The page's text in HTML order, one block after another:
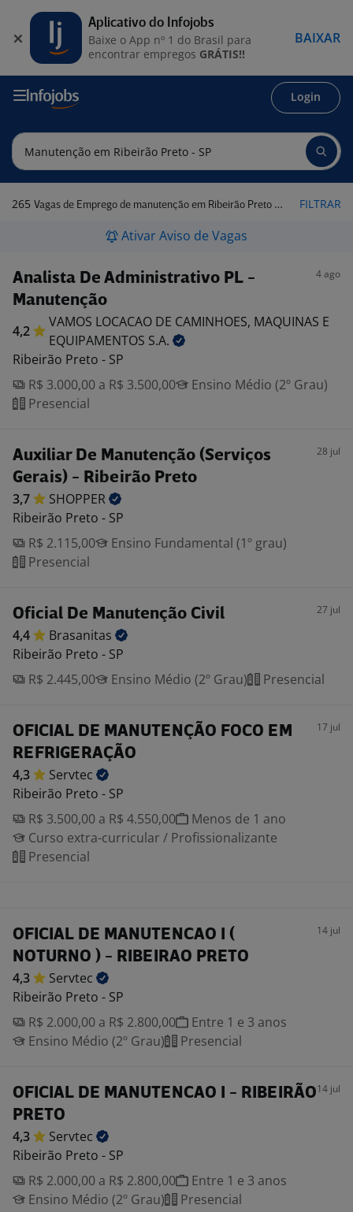
Login
265 Vagas de Emprego de manutenção em Ribeirão Preto - SP FILTRAR
Ativar Aviso de Vagas
Analista De Administrativo PL -
Manutenção
4 ago
4,2
VAMOS LOCACAO DE CAMINHOES, MAQUINAS E
EQUIPAMENTOS S.A.
Ribeirão Preto - SP
R$ 3.000,00 a R$ 3.500,00
Ensino Médio (2º Grau)
Presencial
Auxiliar De Manutenção (Serviços
Gerais) - Ribeirão Preto
28 jul
3,7
SHOPPER
Ribeirão Preto - SP
R$ 2.115,00
Ensino Fundamental (1º grau)
Presencial
Oficial De Manutenção Civil 27 jul
4,4
Brasanitas
Ribeirão Preto - SP
R$ 2.445,00
Ensino Médio (2º Grau) Presencial
OFICIAL DE MANUTENÇÃO FOCO EM
REFRIGERAÇÃO
17 jul
4,3
Servtec
Ribeirão Preto - SP
R$ 3.500,00 a R$ 4.550,00
Menos de 1 ano
Curso extra-curricular / Profissionalizante
Presencial
OFICIAL DE MANUTENCAO I (
NOTURNO ) - RIBEIRAO PRETO
14 jul
4,3
Servtec
Ribeirão Preto - SP
R$ 2.000,00 a R$ 2.800,00
Entre 1 e 3 anos
Ensino Médio (2º Grau)
Presencial
OFICIAL DE MANUTENCAO I - RIBEIRÃO
PRETO
14 jul
4,3
Servtec
Ribeirão Preto - SP
R$ 2.000,00 a R$ 2.800,00
Entre 1 e 3 anos
Ensino Médio (2º Grau)
Presencial
Aplicativo do Infojobs
Baixe o App nº 1 do Brasil para
encontrar empregos GRÁTIS!!
BAIXAR